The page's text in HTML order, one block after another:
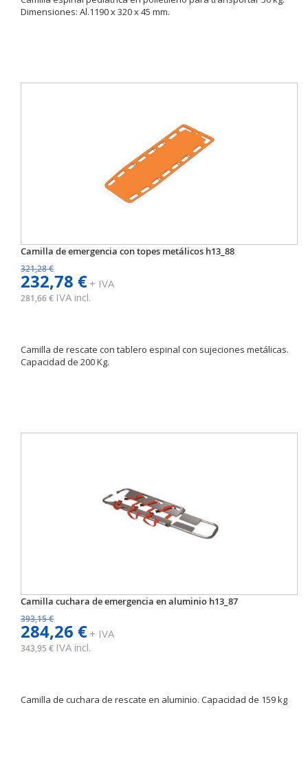
Dimensiones: Al.1190 x 320 x 45 mm.
Camilla de emergencia con topes metálicos h13_88
321,28 €
232,78 €+ IVA
281,66 € IVA incl.
Camilla de rescate con tablero espinal con sujeciones metálicas.
Capacidad de 200 Kg.
Camilla cuchara de emergencia en aluminio h13_87
393,15 €
284,26 €+ IVA
343,95 € IVA incl.
Camilla de cuchara de rescate en aluminio. Capacidad de 159 kg